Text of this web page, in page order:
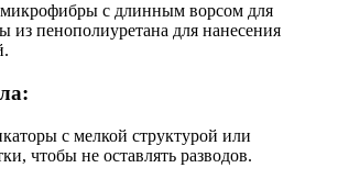
с длинным ворсом для
из пенополиуретана для нанесения
с мелкой структурой или
чтобы не оставлять разводов.